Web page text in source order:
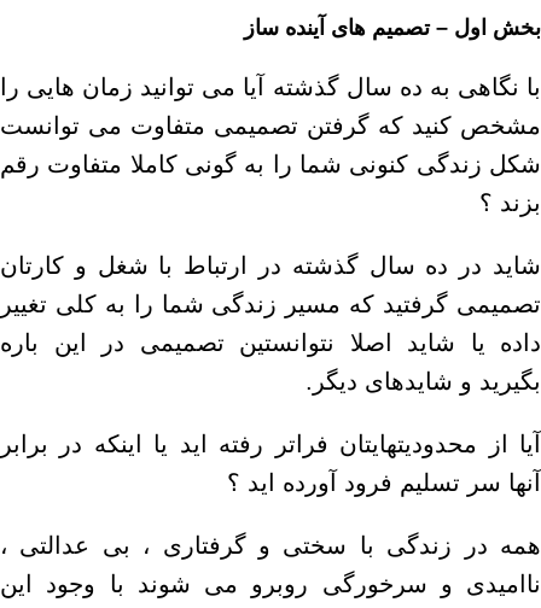
بخش اول – تصمیم های آینده ساز
با نگاهی به ده سال گذشته آیا می توانید زمان هایی را
مشخص کنید که گرفتن تصمیمی متفاوت می توانست
شکل زندگی کنونی شما را به گونی کاملا متفاوت رقم
بزند ؟
شاید در ده سال گذشته در ارتباط با شغل و کارتان
تصمیمی گرفتید که مسیر زندگی شما را به کلی تغییر
داده یا شاید اصلا نتوانستین تصمیمی در این باره
بگیرید و شایدهای دیگر.
آیا از محدودیتهایتان فراتر رفته اید یا اینکه در برابر
آنها سر تسلیم فرود آورده اید ؟
همه در زندگی با سختی و گرفتاری ، بی عدالتی ،
ناامیدی و سرخورگی روبرو می شوند با وجود این